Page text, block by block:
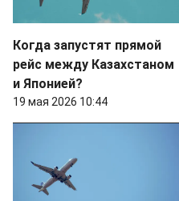
Когда запустят прямой
рейс между Казахстаном
и Японией?
19 мая 2026 10:44